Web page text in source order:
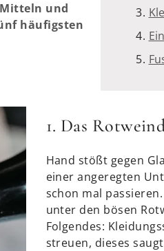
und
häufigsten
1. Das
Hand stößt gegen
einer angeregten
schon mal
unter den bösen
Folgendes:
streuen, dieses